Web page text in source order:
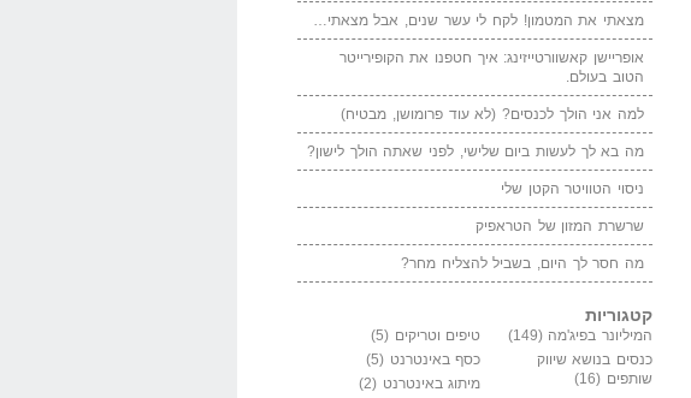
מצאתי את המטמון! לקח לי עשר שנים, אבל מצאתי…
אופריישן קאשוורטייזינג: איך חטפנו את הקופירייטר
הטוב בעולם.
למה אני הולך לכנסים? (לא עוד פרומושן, מבטיח)
מה בא לך לעשות ביום שלישי, לפני שאתה הולך לישון?
ניסוי הטוויטר הקטן שלי
שרשרת המזון של הטראפיק
מה חסר לך היום, בשביל להצליח מחר?
קטגוריות
המיליונר בפיג'מה (149) טיפים וטריקים (5)
כנסים בנושא שיווק
שותפים (16)
כסף באינטרנט (5)
מיתוג באינטרנט (2)